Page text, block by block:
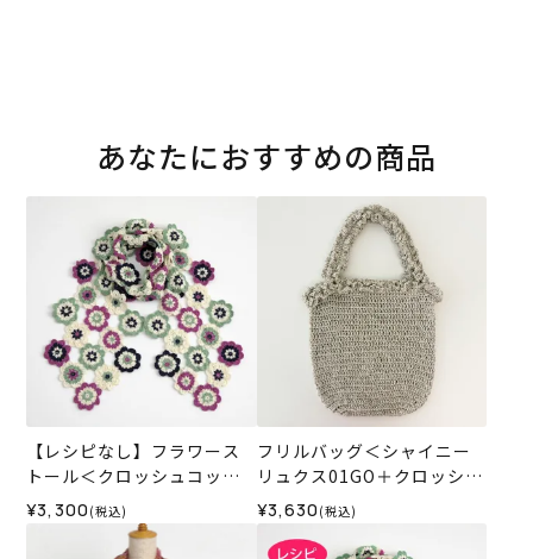
あなたにおすすめの商品
【レシピなし】フラワース
トール＜クロッシュコット
ン01A＞（編み物 材料セッ
ト）
¥3,300 (税込)
フリルバッグ＜シャイニー
リュクス01GO＋クロッシュ
コットン42IV＞（編み物 材
料セット）
¥3,630 (税込)